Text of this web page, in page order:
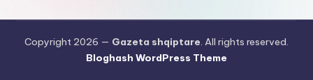
Copyright 2026 — Gazeta shqiptare. All rights reserved.
Bloghash WordPress Theme